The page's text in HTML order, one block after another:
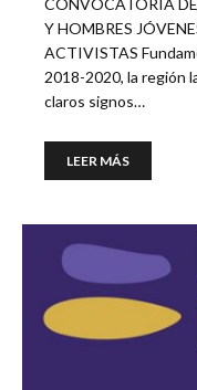
CONVOCATORIA
Y HOMBRES
ACTIVISTAS
2018-2020, la región
claros signos…
LEER MÁS